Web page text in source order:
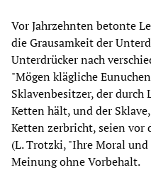
Vor Jahrzehnten betonte
die Grausamkeit der
Unterdrücker nach
"Mögen klägliche
Sklavenbesitzer, der
Ketten hält, und der
Ketten zerbricht, seien vor
(L. Trotzki, "Ihre Moral
Meinung ohne Vorbehalt.